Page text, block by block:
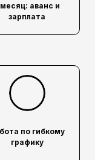
месяц: аванс и
зарплата
по гибкому
графику